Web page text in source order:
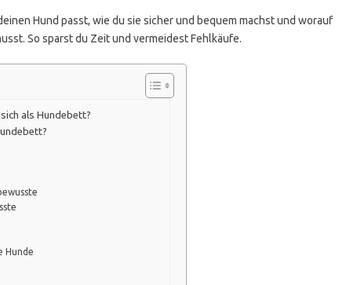
Hund passt, wie du sie sicher und bequem machst und worauf
So sparst du Zeit und vermeidest Fehlkäufe.
als Hundebett?
Hunde